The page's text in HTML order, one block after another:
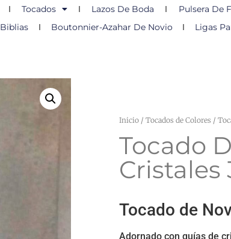
Tocados Lazos De Boda Pulsera De
Biblias Boutonnier-Azahar De Novio Ligas
Inicio /Tocados de Colores /
Tocado
Cristales
Tocado de
Adornado con guías de